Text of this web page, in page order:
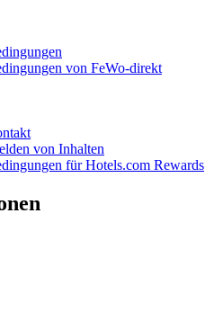
von FeWo-direkt
von Inhalten
für Hotels.com Rewards